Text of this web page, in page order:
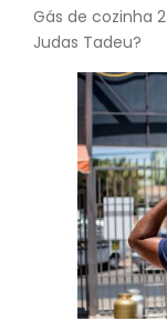
Gás de cozinha
Judas Tadeu?